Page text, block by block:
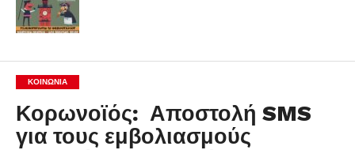
ΚΟΙΝΩΝΊΑ
Κορωνοϊός: Αποστολή SMS
για τους εμβολιασμούς